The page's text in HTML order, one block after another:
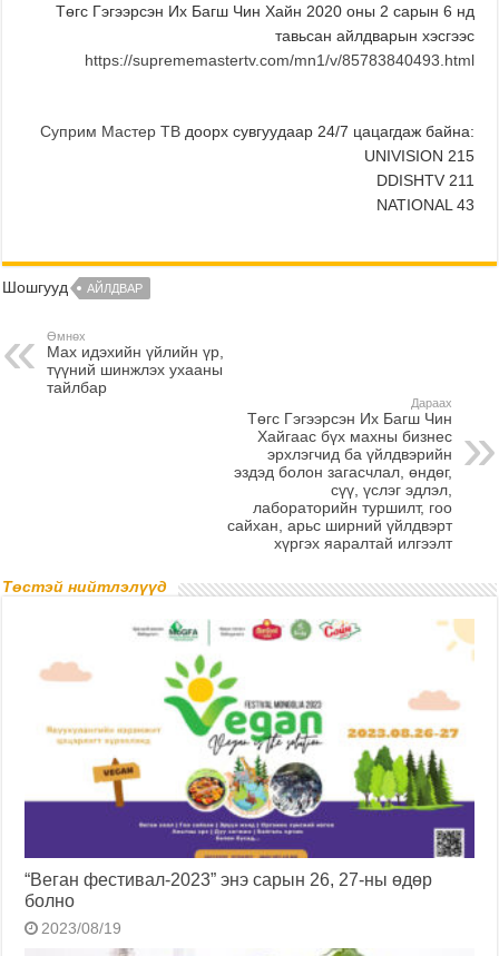
Төгс Гэгээрсэн Их Багш Чин Хайн 2020 оны 2 сарын 6 нд
тавьсан айлдварын хэсгээс
https://suprememastertv.com/mn1/v/85783840493.html
Суприм Мастер ТВдоорх сувгуудаар 24/7 цацагдаж байна:
UNIVISION 215
DDISHTV 211
NATIONAL 43
Шошгууд АЙЛДВАР
Өмнөх
Мах идэхийн үйлийн үр,
түүний шинжлэх ухааны
тайлбар
Дараах
Төгс Гэгээрсэн Их Багш Чин
Хайгаас бүх махны бизнес
эрхлэгчид ба үйлдвэрийн
эздэд болон загасчлал, өндөг,
сүү, үслэг эдлэл,
лабораторийн туршилт, гоо
сайхан, арьс ширний үйлдвэрт
хүргэх яаралтай илгээлт
Төстэй нийтлэлүүд
“Веган фестивал-2023” энэ сарын 26, 27-ны өдөр
болно
2023/08/19